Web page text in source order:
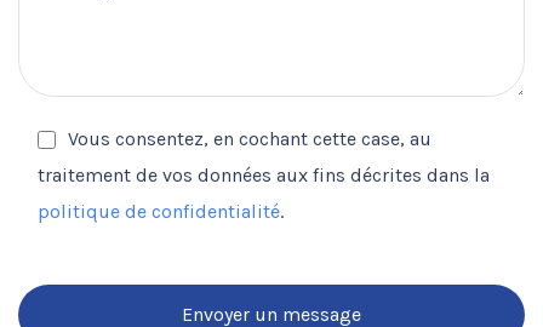
Vous consentez, en cochant cette case, au
traitement de vos données aux fins décrites dans la
politique de confidentialité.
Envoyer un message